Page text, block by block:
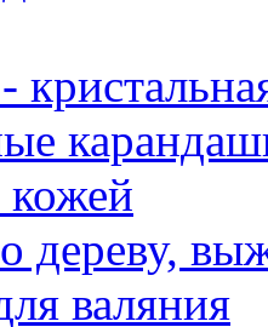
кожей
дереву,
валяния